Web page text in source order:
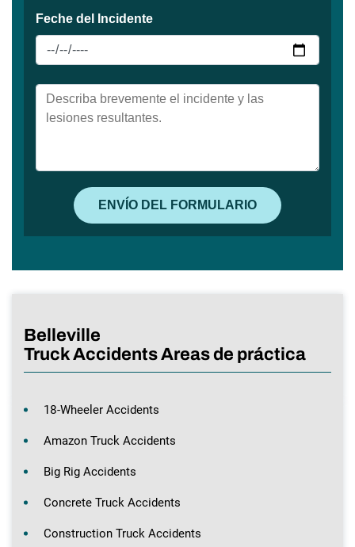
Belleville
Truck Accidents Areas de práctica
18-Wheeler Accidents
Amazon Truck Accidents
Big Rig Accidents
Concrete Truck Accidents
Construction Truck Accidents